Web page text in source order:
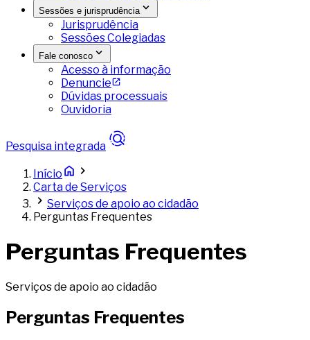
Sessões e jurisprudência
Jurisprudência
Sessões Colegiadas
Fale conosco
Acesso à informação
Denuncie
Dúvidas processuais
Ouvidoria
Pesquisa integrada
Início
Carta de Serviços
Serviços de apoio ao cidadão
Perguntas Frequentes
Perguntas Frequentes
Serviços de apoio ao cidadão
Perguntas Frequentes